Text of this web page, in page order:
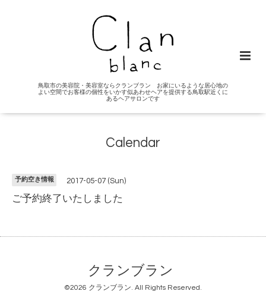
鳥取市の美容院・美容室ならクランブラン お家にいるような居心地の
よい空間でお客様の個性をいかす似あわせヘアを提供する鳥取駅近くに
あるヘアサロンです
Calendar
予約空き情報 2017-05-07 (Sun)
ご予約終了いたしました
クランブラン
©2026 クランブラン. All Rights Reserved.